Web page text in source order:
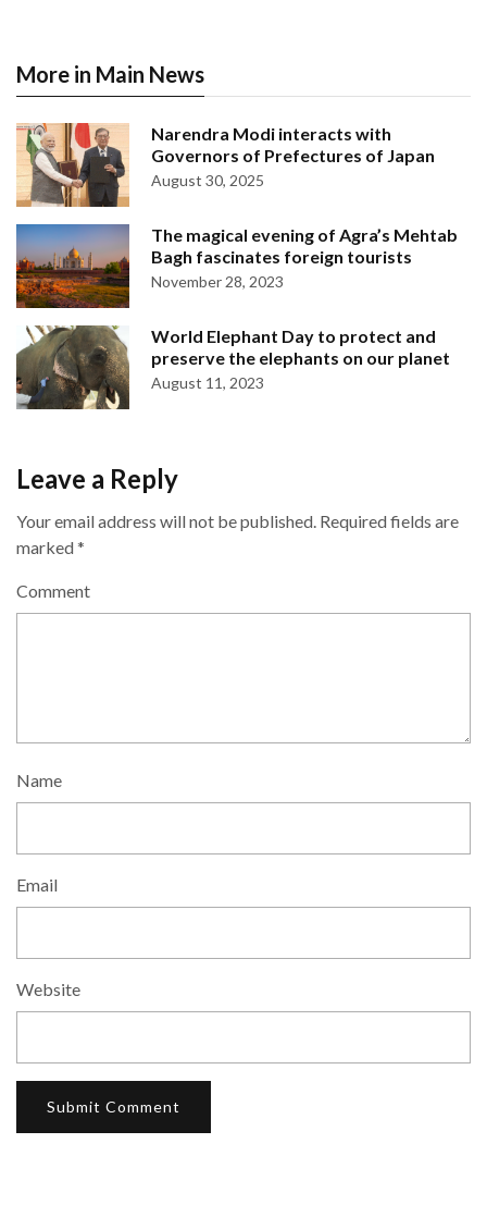
More in Main News
Narendra Modi interacts with
Governors of Prefectures of Japan
August 30, 2025
The magical evening of Agra’s Mehtab
Bagh fascinates foreign tourists
November 28, 2023
World Elephant Day to protect and
preserve the elephants on our planet
August 11, 2023
Leave a Reply
Your email address will not be published. Required fields are
marked*
Comment
Name
Email
Website